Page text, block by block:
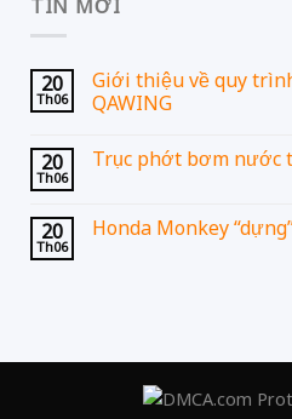
TIN MỚI
20
Th06
Giới thiệu về quy
QAWING
20
Th06
Trục phớt bơm nước
20
Th06
Honda Monkey